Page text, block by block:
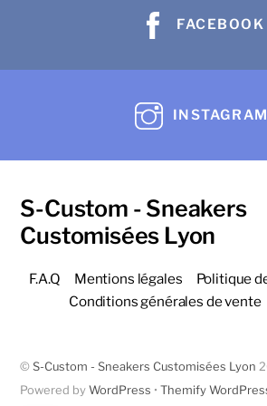
FACEBOOK
INSTAGRAM
S-Custom - Sneakers
Customisées Lyon
F.A.Q Mentions légales
Politique
Conditions générales de vente
©S-Custom - Sneakers Customisées Lyon
Powered byWordPress •Themify